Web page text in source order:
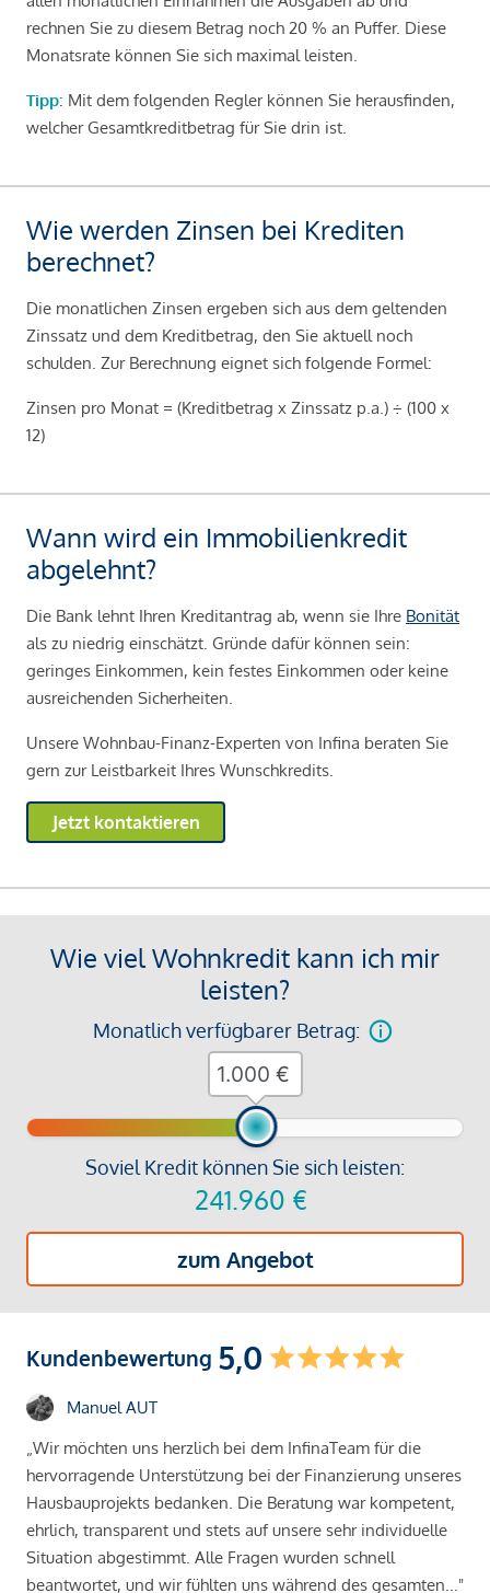
rechnen Sie zu diesem Betrag noch 20 % an Puffer. Diese
Monatsrate können Sie sich maximal leisten.
Tipp: Mit dem folgenden Regler können Sie herausfinden,
welcher Gesamtkreditbetrag für Sie drin ist.
Wie werden Zinsen bei Krediten
berechnet?
Die monatlichen Zinsen ergeben sich aus dem geltenden
Zinssatz und dem Kreditbetrag, den Sie aktuell noch
schulden. Zur Berechnung eignet sich folgende Formel:
Zinsen pro Monat = (Kreditbetrag x Zinssatz p.a.) ÷ (100 x
12)
Wann wird ein Immobilienkredit
abgelehnt?
Die Bank lehnt Ihren Kreditantrag ab, wenn sie Ihre Bonität
als zu niedrig einschätzt. Gründe dafür können sein:
geringes Einkommen, kein festes Einkommen oder keine
ausreichenden Sicherheiten.
Unsere Wohnbau-Finanz-Experten von Infina beraten Sie
gern zur Leistbarkeit Ihres Wunschkredits.
Jetzt kontaktieren
Wie viel Wohnkredit kann ich mir
leisten?
Monatlich verfügbarer Betrag:
Soviel Kredit können Sie sich leisten:
241.960 €
zum Angebot
€
Kundenbewertung 5,0
Manuel AUT
„Wir möchten uns herzlich bei dem InfinaTeam für die
hervorragende Unterstützung bei der Finanzierung unseres
Hausbauprojekts bedanken. Die Beratung war kompetent,
ehrlich, transparent und stets auf unsere sehr individuelle
Situation abgestimmt. Alle Fragen wurden schnell
beantwortet, und wir fühlten uns während des gesamten..."